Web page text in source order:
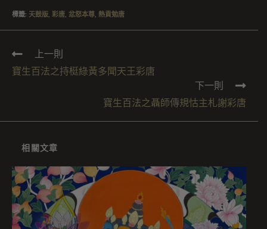
標籤: 天鼓版 彩唐 忿怒本尊 熱貢勉唐
上一則
寶生百法之持梃綠黃多聞天王彩唐
下一則
寶生百法之聶師傳規怙主札謝彩唐
相關文章